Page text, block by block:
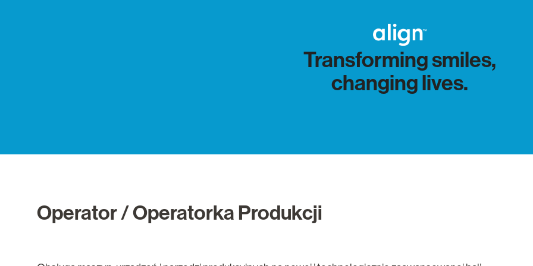
Transforming smiles,
changing lives.
Operator / Operatorka Produkcji